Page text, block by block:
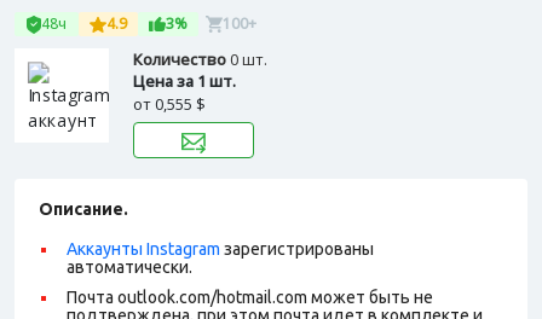
48ч 4.9 3% 100+
Количество0 шт.
Цена за 1 шт.
от0,555 $
Описание.
Аккаунты Instagram зарегистрированы
автоматически.
Почта outlook.com/hotmail.com может быть не